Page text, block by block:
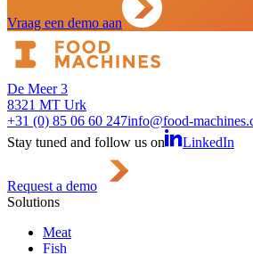
Vraag een demo aan
De Meer 3
8321 MT Urk
+31 (0) 85 06 60 247info@food-
Stay tuned and follow us on
LinkedIn
Request a demo
Solutions
Meat
Fish